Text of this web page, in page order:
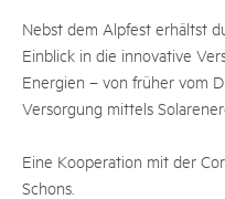
Nebst dem Alpfest erhältst
Einblick in die innovative
Energien – von früher vom
Versorgung mittels
Eine Kooperation mit der
Schons.